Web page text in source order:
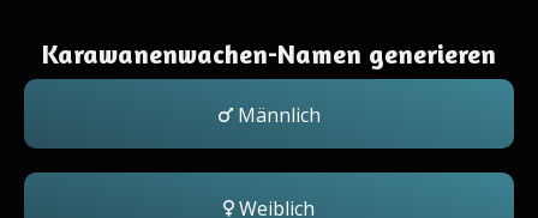
Karawanenwachen-Namen generieren
Männlich
Weiblich